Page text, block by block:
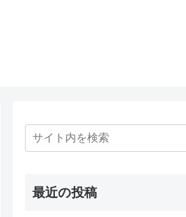
最近の投稿